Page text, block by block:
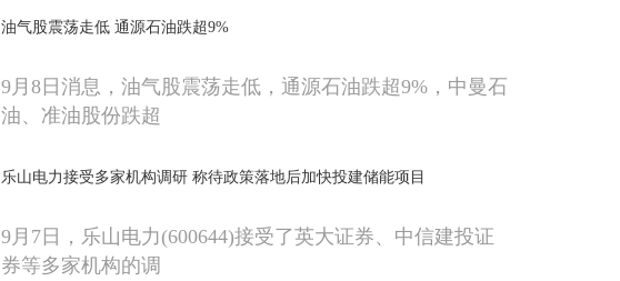
油气股震荡走低 通源石油跌超9%
9月8日消息，油气股震荡走低，通源石油跌超9%，中曼石
油、准油股份跌超
乐山电力接受多家机构调研 称待政策落地后加快投建储能项目
9月7日，乐山电力(600644)接受了英大证券、中信建投证
券等多家机构的调